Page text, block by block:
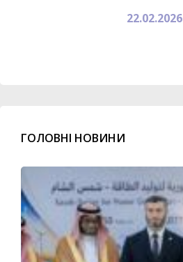
22.02.2026
ГОЛОВНІ НОВИНИ